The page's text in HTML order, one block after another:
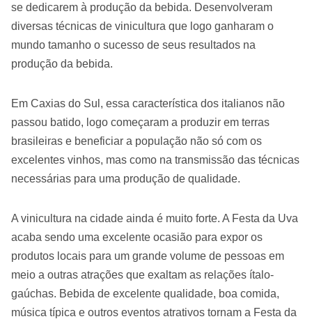
se dedicarem à produção da bebida. Desenvolveram
diversas técnicas de vinicultura que logo ganharam o
mundo tamanho o sucesso de seus resultados na
produção da bebida.
Em Caxias do Sul, essa característica dos italianos não
passou batido, logo começaram a produzir em terras
brasileiras e beneficiar a população não só com os
excelentes vinhos, mas como na transmissão das técnicas
necessárias para uma produção de qualidade.
A vinicultura na cidade ainda é muito forte. A Festa da Uva
acaba sendo uma excelente ocasião para expor os
produtos locais para um grande volume de pessoas em
meio a outras atrações que exaltam as relações ítalo-
gaúchas. Bebida de excelente qualidade, boa comida,
música típica e outros eventos atrativos tornam a Festa da